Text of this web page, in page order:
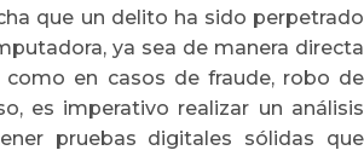
que un delito ha sido perpetrado
ya sea de manera directa
como en casos de fraude, robo de
es imperativo realizar un análisis
pruebas digitales sólidas que